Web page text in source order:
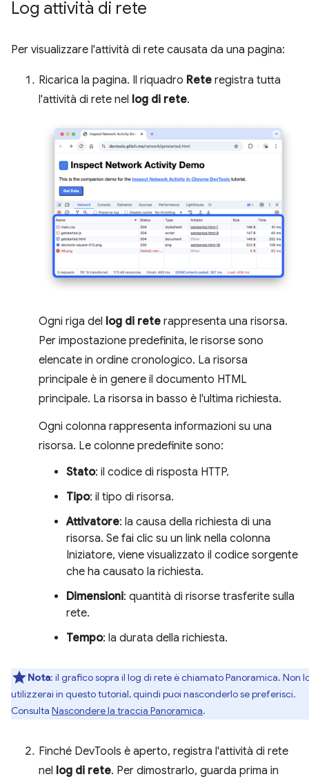
Log attività di rete
Per visualizzare l'attività di rete causata da una pagina:
Ricarica la pagina. Il riquadro Rete registra tutta
l'attività di rete nel log di rete.
Ogni riga del log di rete rappresenta una risorsa.
Per impostazione predefinita, le risorse sono
elencate in ordine cronologico. La risorsa
principale è in genere il documento HTML
principale. La risorsa in basso è l'ultima richiesta.
Ogni colonna rappresenta informazioni su una
risorsa. Le colonne predefinite sono:
Stato: il codice di risposta HTTP.
Tipo: il tipo di risorsa.
Attivatore: la causa della richiesta di una
risorsa. Se fai clic su un link nella colonna
Iniziatore, viene visualizzato il codice sorgente
che ha causato la richiesta.
Dimensioni: quantità di risorse trasferite sulla
rete.
Tempo: la durata della richiesta.
Nota: il grafico sopra il log di rete è chiamato Panoramica. Non
utilizzerai in questo tutorial, quindi puoi nasconderlo se preferisci.
Consulta Nascondere la traccia Panoramica.
Finché DevTools è aperto, registra l'attività di rete
nel log di rete. Per dimostrarlo, guarda prima in